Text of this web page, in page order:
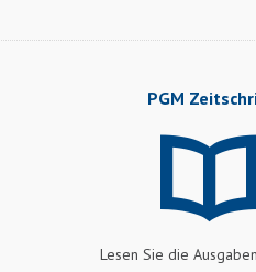
PGM
Lesen Sie die